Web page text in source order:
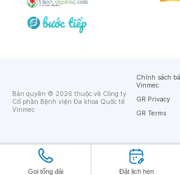
Gọi tổng đài Đặt lịch hẹn
Bản quyền © 2026 thuộc về Công ty
Cổ phần Bệnh viện Đa khoa Quốc tế
Vinmec
Chính sách
Vinmec
GR Privacy
GR Terms